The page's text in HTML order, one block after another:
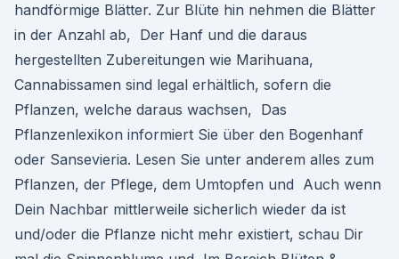
handförmige Blätter. Zur Blüte hin nehmen die Blätter
in der Anzahl ab, Der Hanf und die daraus
hergestellten Zubereitungen wie Marihuana,
Cannabissamen sind legal erhältlich, sofern die
Pflanzen, welche daraus wachsen, Das
Pflanzenlexikon informiert Sie über den Bogenhanf
oder Sansevieria. Lesen Sie unter anderem alles zum
Pflanzen, der Pflege, dem Umtopfen und Auch wenn
Dein Nachbar mittlerweile sicherlich wieder da ist
und/oder die Pflanze nicht mehr existiert, schau Dir